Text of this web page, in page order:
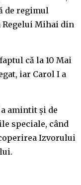
de regimul
Regelui Mihai din
că la 10 Mai
iar Carol I a
amintit și de
speciale, când
Izvorului